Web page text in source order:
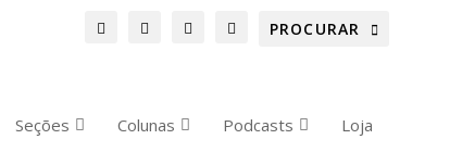
Seções Colunas Podcasts Loja